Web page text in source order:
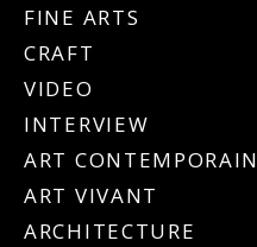
FINE ARTS
CRAFT
VIDEO
INTERVIEW
ART CONTEMPORAIN
ART VIVANT
ARCHITECTURE